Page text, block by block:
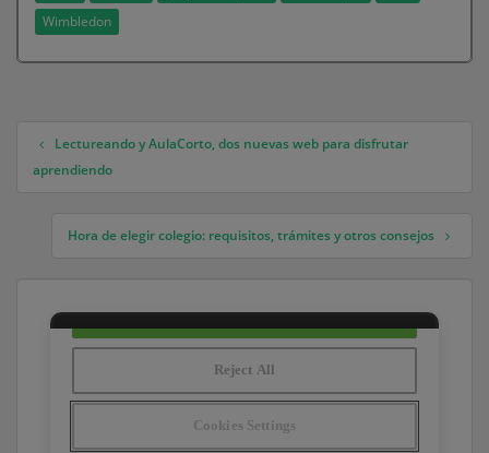
Wimbledon
Navegación de entradas
Lectureando y AulaCorto, dos nuevas web para disfrutar
aprendiendo
Hora de elegir colegio: requisitos, trámites y otros consejos